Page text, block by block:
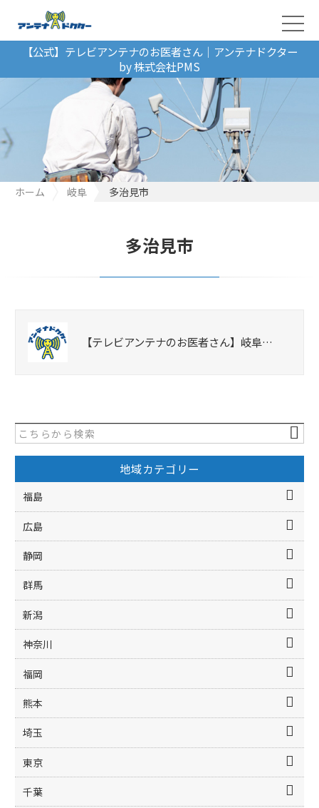
【公式】テレビアンテナのお医者さん｜アンテナドクター
by 株式会社PMS
ホーム 岐阜 多治見市
多治見市
【テレビアンテナのお医者さん】岐阜…
地域カテゴリー
福島
広島
静岡
群馬
新潟
神奈川
福岡
熊本
埼玉
東京
千葉